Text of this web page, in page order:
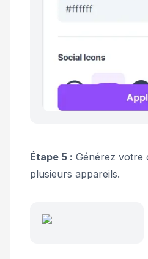
Étape 5 : Générez votre
plusieurs appareils.